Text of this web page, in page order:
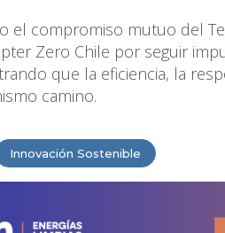
compromiso mutuo del
Zero Chile por seguir
que la eficiencia, la
camino.
Innovación Sostenible